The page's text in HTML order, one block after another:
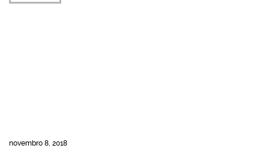
novembro 8, 2018